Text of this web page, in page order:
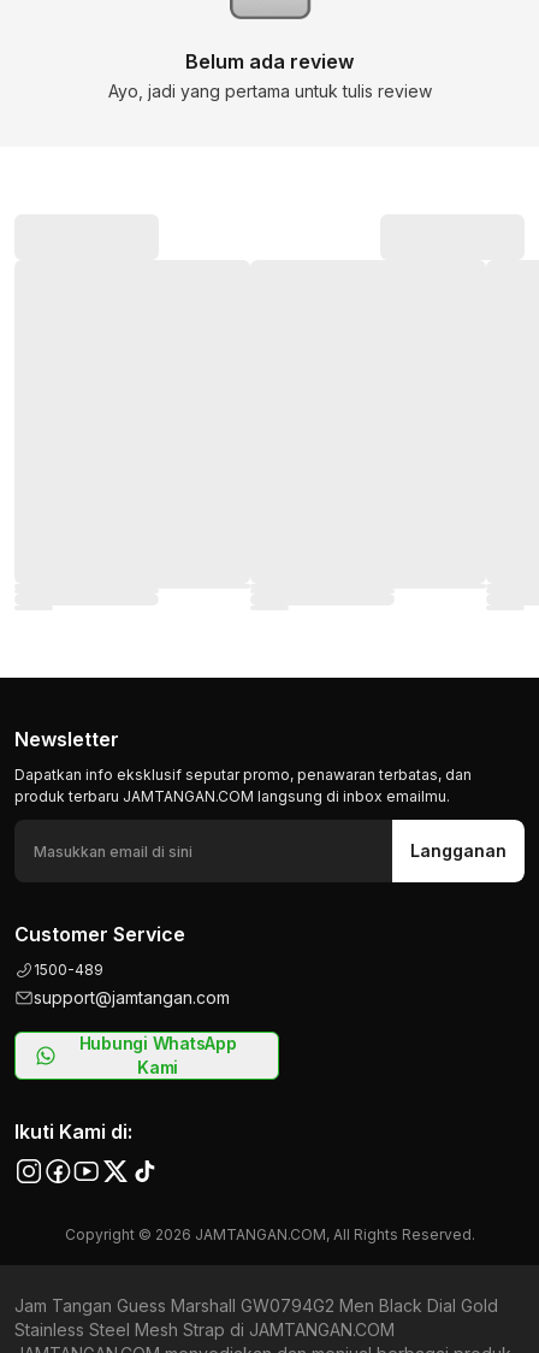
Newsletter
Dapatkan info eksklusif seputar promo, penawaran terbatas, dan
produk terbaru JAMTANGAN.COM langsung di inbox emailmu.
Langganan
Customer Service
1500-489
support@jamtangan.com
Hubungi WhatsApp
Kami
Ikuti Kami di:
Copyright © 2026 JAMTANGAN.COM, All Rights Reserved.
Jam Tangan Guess Marshall GW0794G2 Men Black Dial Gold
Stainless Steel Mesh Strap di JAMTANGAN.COM
Belum ada review
Ayo, jadi yang pertama untuk tulis review